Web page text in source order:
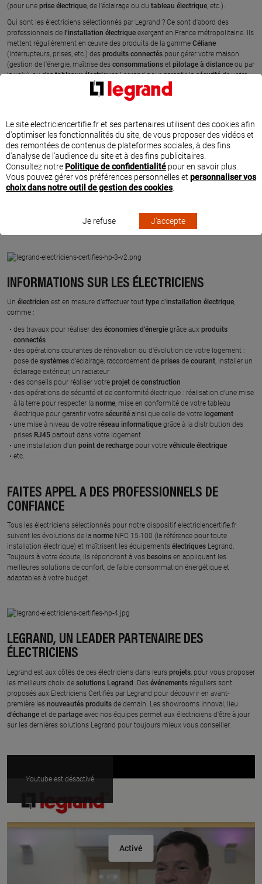
(pour une prise électrique , de l’éclairage ou du tableau électrique , etc.).
Qui sont les électriciens sélectionnés par Legrand ? Ce sont d'abord des
professionnels de l’installation électrique exerçant en France métropolitaine. Ils
mettent régulièrement en œuvre des produits de la gamme Céliane
(interrupteurs, prises, etc.) des produits connectés pour gérer votre maison
(gestion de l’énergie, maîtrise des consommations et pilotage à distance ou par
la voix), ou destableaux électriquesLegrand pour garantir lasécuritéde votre
. C’est pour cette raison que ces électriciens
qualité, en vous apportant des
> En tant que partenaire, ils sont à même de vous présenter chez vous des
solutions Legrand grâce à des moyens dédiés (coffret de présentation, palette
des plaques de couleurs, etc.). Ils bénéficient également d’un accès illimité à
nos showrooms Innoval pour vous présenter tous les produits Legrand mis en
> Ils sont signataires d'un engagement pour faire partie du réseau Electriciens
INFORMATIONS SUR LES ÉLECTRICIENS
Un électricien est en mesure d’effectuer tout type d’installation électrique,
comme :
des travaux pour réaliser des économies d’énergie grâce aux produits
connectés
des opérations courantes de rénovation ou d’évolution de votre logement :
pose de systèmesd’éclairage, raccordement de prisesde courant, installer un
éclairage extérieur, un radiateur
des conseils pour réaliser votre projet de construction
des opérations de sécurité et de conformité électrique : réalisation d’une mise
à la terre pour respecter la norme, mise en conformité de votre tableau
électrique pour garantir votre sécuritéainsi que celle de votre logement
une mise à niveau de votre réseau informatique grâce à la distribution des
prises RJ45partout dans votre logement
une installation d’un point de recharge pour votre véhicule électrique
etc.
FAITES APPEL À DES PROFESSIONNELS DE
CONFIANCE
Tous les électriciens sélectionnés pour notre dispositif electriciencertifie.fr
suivent les évolutions de la norme NFC 15-100 (la référence pour toute
installation électrique) et maîtrisent les équipements électriques Legrand.
Toujours à votre écoute, ils répondront à vos besoins en appliquant les
meilleures solutions de confort, de faible consommation énergétique et
adaptables à votre budget.
LEGRAND, UN LEADER PARTENAIRE DES
ÉLECTRICIENS
Legrand est aux côtés de ces électriciens dans leurs projets , pour vous proposer
les meilleurs choix de solutions Legrand . Des événements réguliers sont
proposés aux Electriciens Certifiés par Legrand pour découvrir en avant-
première les nouveautés produits de demain. Les showrooms Innoval, lieu
d’échange et de partage avec nos équipes permet aux électriciens d’être à jour
sur les dernières solutions Legrand pour toujours mieux vous conseiller.
Le site electriciencertifie.fr et ses partenaires utilisent des cookies afin
d'optimiser les fonctionnalités du site, de vous proposer des vidéos et
des remontées de contenus de plateformes sociales, à des fins
d'analyse de l'audience du site et à des fins publicitaires.
Consultez notre Politique de confidentialité pour en savoir plus.
Vous pouvez gérer vos préférences personnelles et personnaliser vos
choix dans notre outil de gestion des cookies.
Je refuse J'accepte